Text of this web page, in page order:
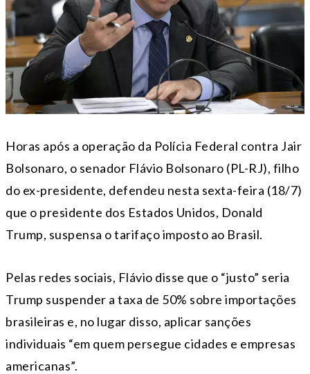
Horas após a operação da Polícia Federal contra Jair
Bolsonaro, o senador Flávio Bolsonaro (PL-RJ), filho
do ex-presidente, defendeu nesta sexta-feira (18/7)
que o presidente dos Estados Unidos, Donald
Trump, suspensa o tarifaço imposto ao Brasil.
Pelas redes sociais, Flávio disse que o “justo” seria
Trump suspender a taxa de 50% sobre importações
brasileiras e, no lugar disso, aplicar sanções
individuais “em quem persegue cidades e empresas
americanas”.